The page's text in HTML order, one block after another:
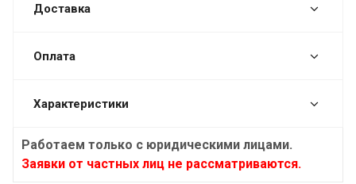
Доставка
Оплата
Характеристики
Работаем только с юридическими лицами.
Заявки от частных лиц не рассматриваются.